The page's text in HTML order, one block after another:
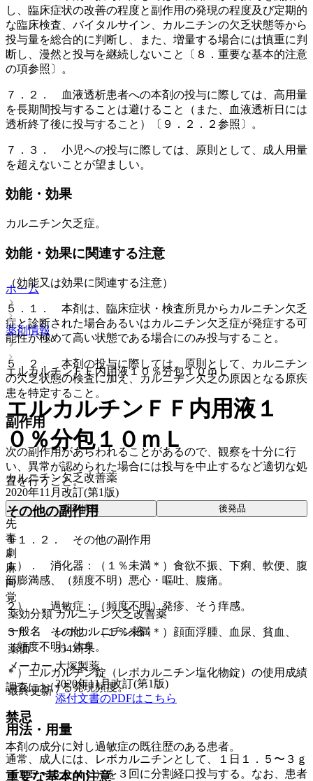
し、臨床症状の改善の程度と副作用の発現の程度及び定期的
な臨床検査、バイタルサイン、カルニチンの欠乏状態等から
投与量を総合的に判断し、また、増量する場合には慎重に判
断し、漫然と投与を継続しないこと〔８．重要な基本的注意
の項参照〕。
７．２． 血液透析患者への本剤の投与に際しては、高用量
を長期間投与することは避けること（また、血液透析日には
透析終了後に投与すること）〔９．２．２参照〕。
７．３． 小児への投与に際しては、原則として、成人用量
を超えないことが望ましい。
効能・効果
カルニチン欠乏症。
効能・効果に関連する注意
（効能又は効果に関連する注意）
５．１． 本剤は、臨床症状・検査所見からカルニチン欠乏
症と診断された場合あるいはカルニチン欠乏症が発症する可
能性が極めて高い状態である場合にのみ投与すること。
５．２． 本剤の投与に際しては、原則として、カルニチン
の欠乏状態の検査に加え、カルニチン欠乏の原因となる原疾
患を特定すること。
副作用
次の副作用があらわれることがあるので、観察を十分に行
い、異常が認められた場合には投与を中止するなど適切な処
置を行うこと。
その他の副作用
１１．２． その他の副作用
１）． 消化器：（１％未満＊）食欲不振、下痢、軟便、腹
部膨満感、（頻度不明）悪心・嘔吐、腹痛。
２）． 過敏症：（頻度不明）発疹、そう痒感。
３）． その他：（１％未満＊）顔面浮腫、血尿、貧血、
（頻度不明）体臭。
＊）エルカルチン錠（レボカルニチン塩化物錠）の使用成績
調査における発現頻度。
禁忌
本剤の成分に対し過敏症の既往歴のある患者。
重要な基本的注意
ホーム
薬剤情報
エルカルチンＦＦ内用液１０％分包１０ｍＬ
エルカルチンＦＦ内用液１
０％分包１０ｍＬ
カルニチン欠乏改善薬
2020年11月改訂(第1版)
薬剤情報 後発品
先
毒
劇
麻
向
覚
薬効分類 カルニチン欠乏改善薬
一般名
レボカルニチン液
薬価
354.6円
メーカー 大塚製薬
最終更新
2020年11月改訂(第1版)
添付文書のPDFはこちら
用法・用量
通常、成人には、レボカルニチンとして、１日１．５〜３ｇ
（１５〜３０ｍＬ）を３回に分割経口投与する。なお、患者